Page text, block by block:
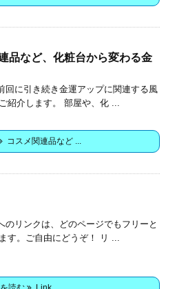
品など、化粧台から変わる金
回に引き続き金運アップに関連する風
紹介します。 部屋や、化 ...
コスメ関連品など ...
のリンクは、どのページでもフリーと
す。ご自由にどうぞ！ リ ...